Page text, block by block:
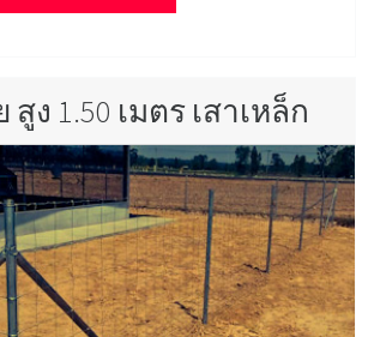
ง 1.50 เมตร เสาเหล็ก